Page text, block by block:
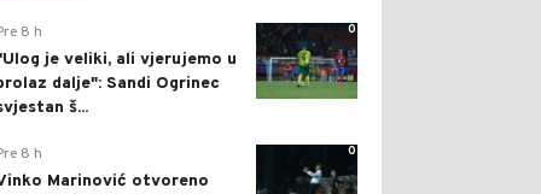
0
8 h
je veliki, ali vjerujemo u
dalje": Sandi Ogrinec
š...
0
8 h
Marinović otvoreno